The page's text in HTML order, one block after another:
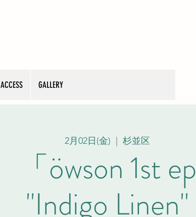
ACCESS GALLERY
2月02日(金)
  |
杉並区
「öwson 1st ep
"Indigo Linen"